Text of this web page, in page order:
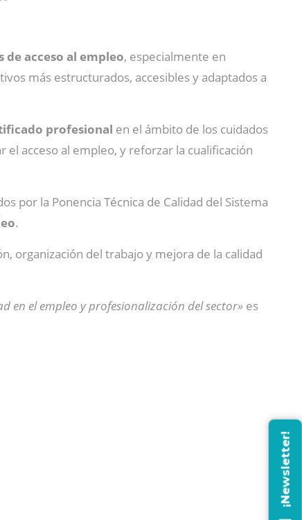
de acceso al empleo, especialmente en
más estructurados, accesibles y adaptados a
profesional en el ámbito de los cuidados
acceso al empleo, y reforzar la cualificación
por la Ponencia Técnica de Calidad del Sistema
.
organización del trabajo y mejora de la calidad
en el empleo y profesionalización del sector» es
¡Newsletter!